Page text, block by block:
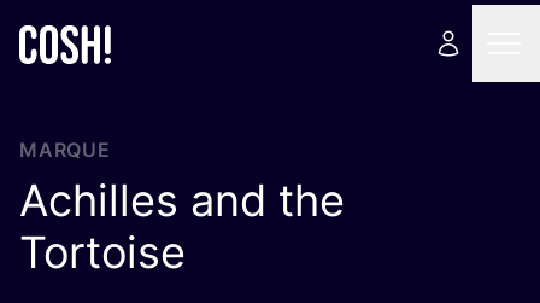
MARQUE
Achilles and the
Tortoise